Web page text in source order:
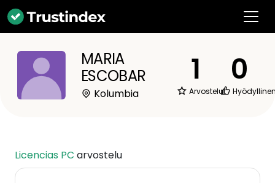
MARIA
ESCOBAR
Kolumbia
1
Arvostelut
0
Licencias PC arvostelu